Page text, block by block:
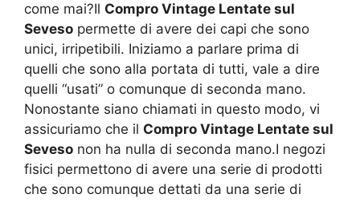
come mai?Il Compro Vintage Lentate sul
Seveso permette di avere dei capi che sono
unici, irripetibili. Iniziamo a parlare prima di
quelli che sono alla portata di tutti, vale a dire
quelli “usati” o comunque di seconda mano.
Nonostante siano chiamati in questo modo, vi
assicuriamo che il Compro Vintage Lentate sul
Seveso non ha nulla di seconda mano.I negozi
fisici permettono di avere una serie di prodotti
che sono comunque dettati da una serie di